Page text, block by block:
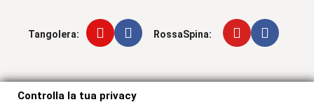
Tangolera: RossaSpina:
Controlla la tua privacy
Controlla la tua privacy